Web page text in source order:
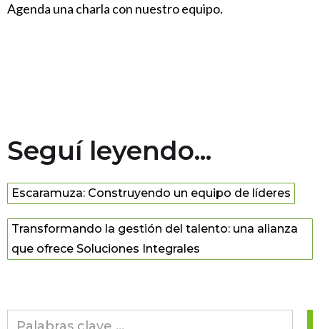
Agenda una charla con nuestro equipo.
Seguí leyendo...
Escaramuza: Construyendo un equipo de líderes
Transformando la gestión del talento: una alianza
que ofrece Soluciones Integrales